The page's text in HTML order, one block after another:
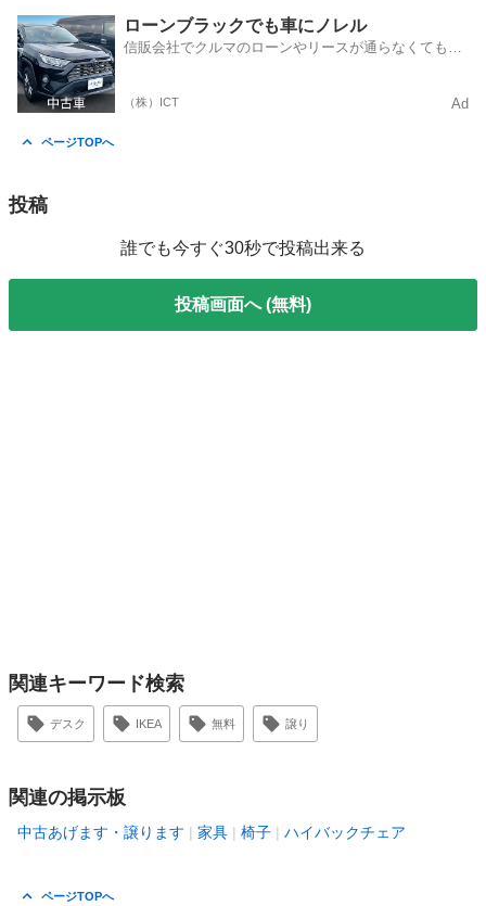
愛知 名古屋市 矢場町駅 洗濯用品
ローンブラックでも車にノレル
信販会社でクルマのローンやリースが通らなくてもク
（株）ICT Ad
ページTOPへ
投稿
誰でも今すぐ30秒で投稿出来る
投稿画面へ (無料)
関連キーワード検索
デスク IKEA 無料 譲り
関連の掲示板
中古あげます・譲ります 家具 椅子 ハイバックチェア
ページTOPへ